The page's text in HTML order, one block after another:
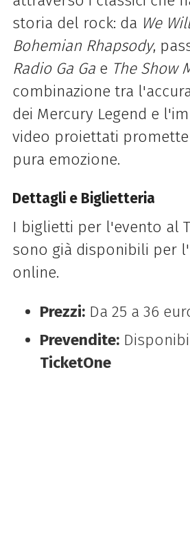
storia del rock: da We
Bohemian Rhapsody,
Radio Ga Gae The Show
combinazione tra
dei Mercury Legend e
video proiettati promette
pura emozione.
Dettagli e Biglietteria
I biglietti per l'evento al
sono già disponibili per
online.
Prezzi:Da 25 a 36
Prevendite:
TicketOne